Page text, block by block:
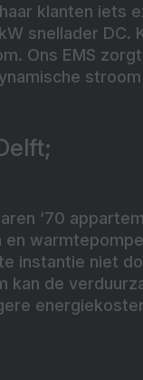
klanten iets
snellader DC.
Ons EMS
‘70
instantie niet
kan de